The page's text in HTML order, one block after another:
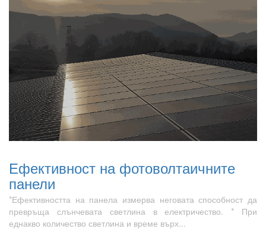
Ефективност на фотоволтаичните
панели
*Ефективността на панела измерва неговата способност да
превръща слънчевата светлина в електричество. * При
еднакво количество светлина и време върх...